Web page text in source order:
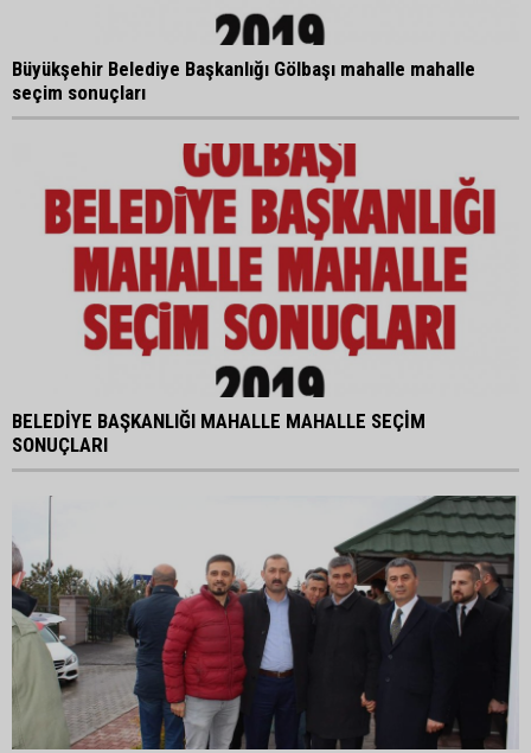
Büyükşehir Belediye Başkanlığı Gölbaşı mahalle mahalle
seçim sonuçları
BELEDİYE BAŞKANLIĞI MAHALLE MAHALLE SEÇİM
SONUÇLARI